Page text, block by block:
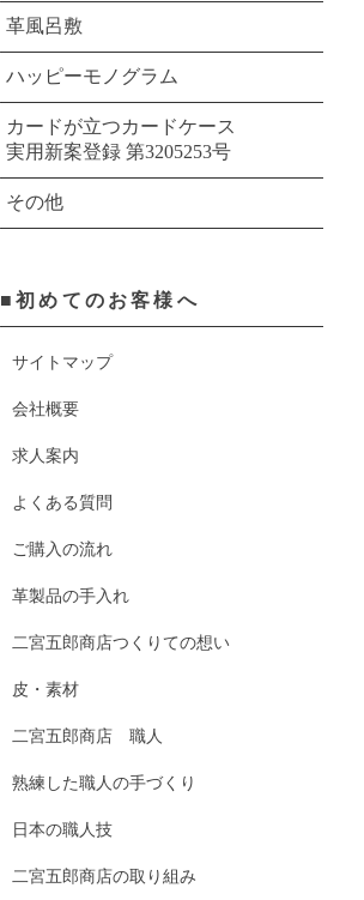
革風呂敷
ハッピーモノグラム
カードが立つカードケース
実用新案登録 第3205253号
その他
■初めてのお客様へ
サイトマップ
会社概要
求人案内
よくある質問
ご購入の流れ
革製品の手入れ
二宮五郎商店つくりての想い
皮・素材
二宮五郎商店 職人
熟練した職人の手づくり
日本の職人技
二宮五郎商店の取り組み